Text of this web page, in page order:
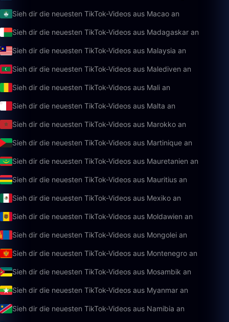
Sieh dir die neuesten TikTok-Videos aus Macao an
Sieh dir die neuesten TikTok-Videos aus Madagaskar an
Sieh dir die neuesten TikTok-Videos aus Malaysia an
Sieh dir die neuesten TikTok-Videos aus Malediven an
Sieh dir die neuesten TikTok-Videos aus Mali an
Sieh dir die neuesten TikTok-Videos aus Malta an
Sieh dir die neuesten TikTok-Videos aus Marokko an
Sieh dir die neuesten TikTok-Videos aus Martinique an
Sieh dir die neuesten TikTok-Videos aus Mauretanien an
Sieh dir die neuesten TikTok-Videos aus Mauritius an
Sieh dir die neuesten TikTok-Videos aus Mexiko an
Sieh dir die neuesten TikTok-Videos aus Moldawien an
Sieh dir die neuesten TikTok-Videos aus Mongolei an
Sieh dir die neuesten TikTok-Videos aus Montenegro an
Sieh dir die neuesten TikTok-Videos aus Mosambik an
Sieh dir die neuesten TikTok-Videos aus Myanmar an
Sieh dir die neuesten TikTok-Videos aus Namibia an